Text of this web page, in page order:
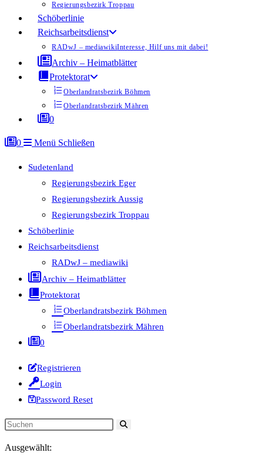
Regierungsbezirk Troppau
Schöberlinie
Reichsarbeitsdienst
RADwJ – mediawikiInteresse, Hilf uns mit dabei!
Archiv – Heimatblätter
Protektorat
Oberlandratsbezirk Böhmen
Oberlandratsbezirk Mähren
0
0 Menü Schließen
Sudetenland
Regierungsbezirk Eger
Regierungsbezirk Aussig
Regierungsbezirk Troppau
Schöberlinie
Reichsarbeitsdienst
RADwJ – mediawiki
Archiv – Heimatblätter
Protektorat
Oberlandratsbezirk Böhmen
Oberlandratsbezirk Mähren
0
Registrieren
Login
Password Reset
Diese
durchsuchen
Ausgewählt: